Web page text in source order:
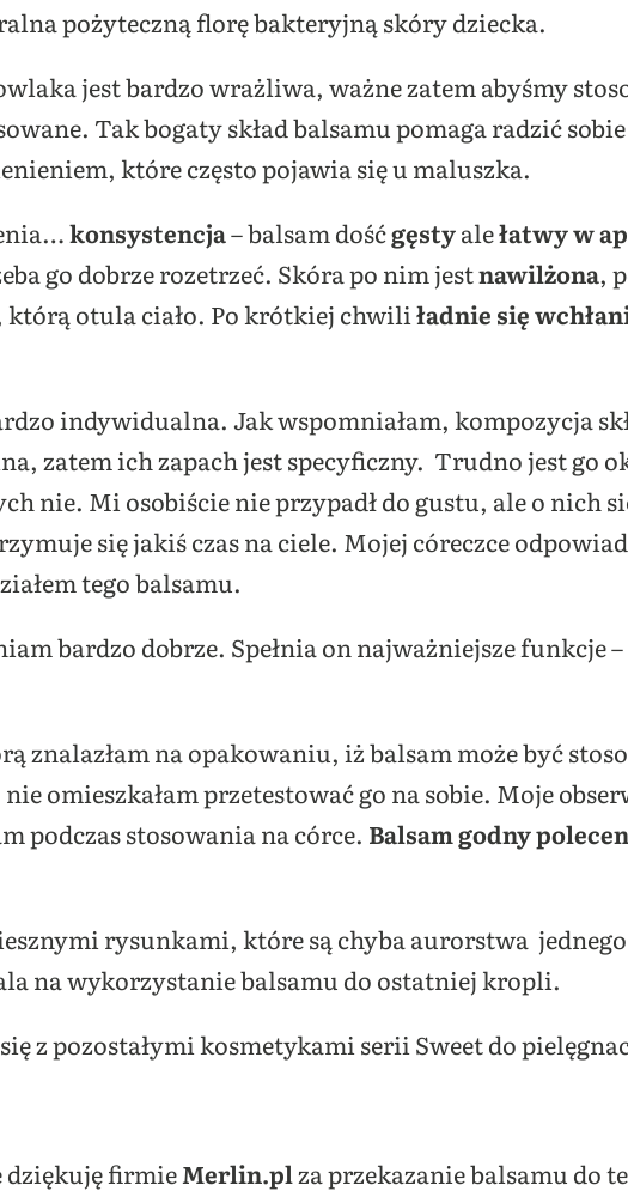
pożyteczną florę bakteryjną skóry dziecka.
jest bardzo wrażliwa, ważne zatem abyśmy
Tak bogaty skład balsamu pomaga radzić
które często pojawia się u maluszka.
konsystencja– balsam dośćgęstyalełatwy w
go dobrze rozetrzeć. Skóra po nim jestnawilżona,
którą otula ciało. Po krótkiej chwiliładnie się
indywidualna. Jak wspomniałam, kompozycja
zatem ich zapach jest specyficzny. Trudno jest go
nie. Mi osobiście nie przypadł do gustu, ale o nich
się jakiś czas na ciele. Mojej córeczce
tego balsamu.
bardzo dobrze. Spełnia on najważniejsze funkcje –
znalazłam na opakowaniu, iż balsam może być
omieszkałam przetestować go na sobie. Moje
podczas stosowania na córce. Balsam godny
rysunkami, które są chyba aurorstwa
na wykorzystanie balsamu do ostatniej kropli.
z pozostałymi kosmetykami serii Sweet do
dziękuję firmieMerlin.plza przekazanie balsamu do